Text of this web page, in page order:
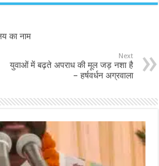
का नाम
Next
युवाओं में बढ़ते अपराध की मूल जड़ नशा है
– हर्षवर्धन अग्रवाला